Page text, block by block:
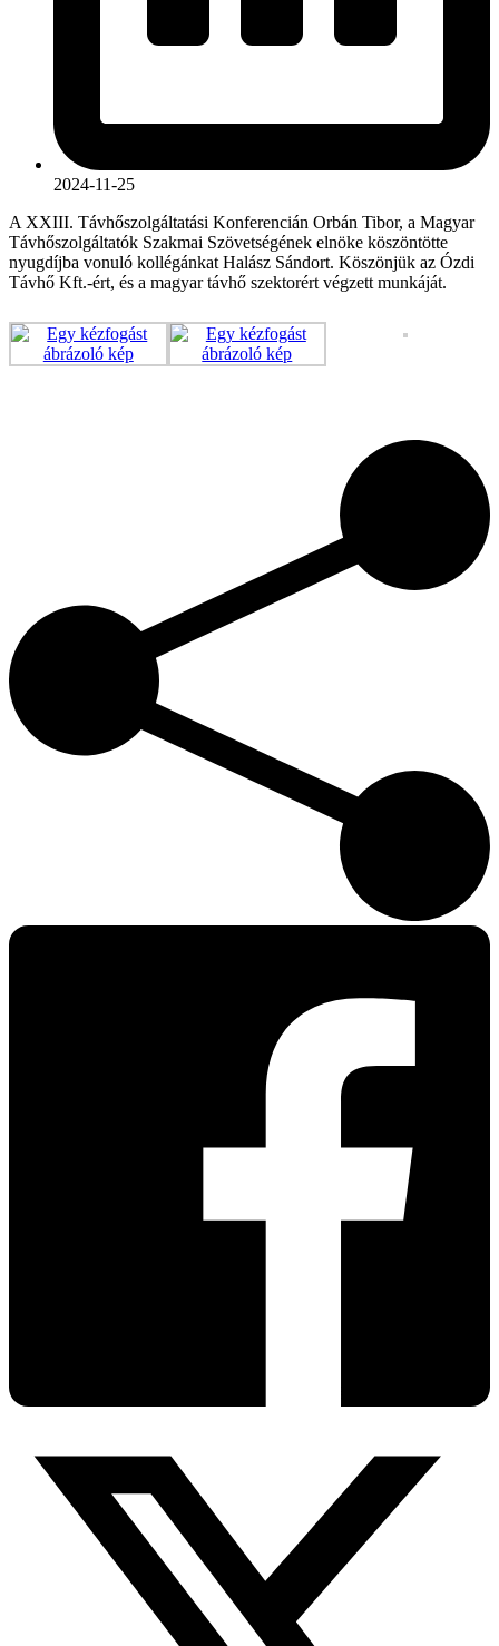
2024-11-25
A XXIII. Távhőszolgáltatási Konferencián Orbán Tibor, a Magyar
Távhőszolgáltatók Szakmai Szövetségének elnöke köszöntötte
nyugdíjba vonuló kollégánkat Halász Sándort. Köszönjük az Ózdi
Távhő Kft.-ért, és a magyar távhő szektorért végzett munkáját.